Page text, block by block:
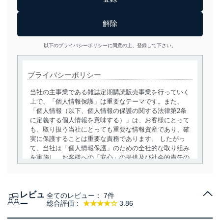
以下のプライバシーポリシーに同意の上、登録して下さい。
プライバシーポリシー
当社の主事業である雑誌定期購読販売事業を行っていく
上で、「個人情報保護」は重要なテーマです。また、
「個人情報（以下、個人情報の保護の関する法律第2条
に定義する個人情報を意味する）」は、お客様にとって
も、取り扱う当社にとっても重要な情報資産であり、確
実に保護することは重要な責務であります。 したがっ
て、当社は「個人情報保護」のための全社的な取り組み
を実施し、お客様への「安心」の提供及び社会的責任の
当社は、個人情報の取得・利用・提供に際して、その利
レビュ
ー
総合評価： ★★★★☆ 3.86
全てのレビュー： 7件